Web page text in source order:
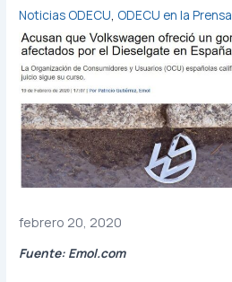
Noticias ODECU, ODECU en la Prensa
febrero 20, 2020
Fuente: Emol.com